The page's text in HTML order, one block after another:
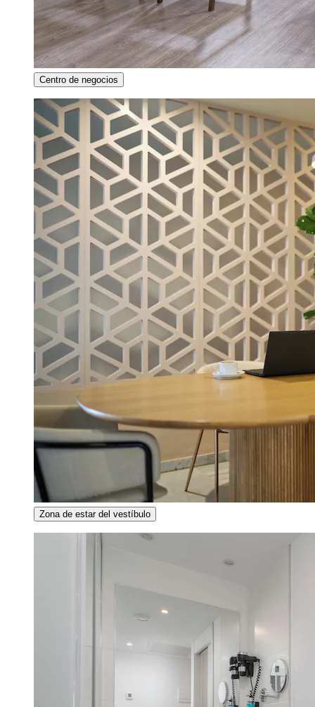
Centro de negocios
Zona de estar del vestíbulo